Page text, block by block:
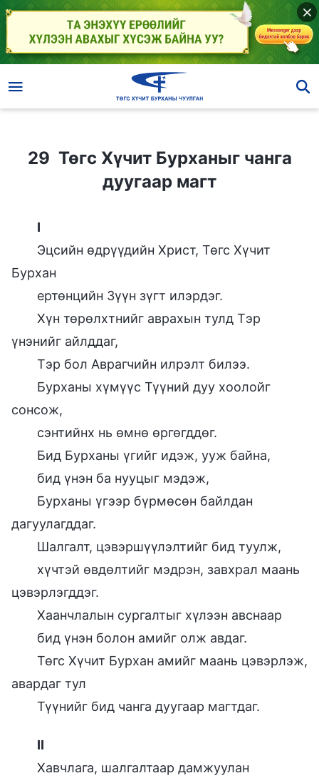
29 Төгс Хүчит Бурханыг чанга дуугаар магт
29 Төгс Хүчит Бурханыг чанга
дуугаар магт
I
Эцсийн өдрүүдийн Христ, Төгс Хүчит
Бурхан
ертөнцийн Зүүн зүгт илэрдэг.
Хүн төрөлхтнийг аврахын тулд Тэр
үнэнийг айлддаг,
Тэр бол Аврагчийн илрэлт билээ.
Бурханы хүмүүс Түүний дуу хоолойг
сонсож,
сэнтийнх нь өмнө өргөгддөг.
Бид Бурханы үгийг идэж, ууж байна,
бид үнэн ба нууцыг мэдэж,
Бурханы үгээр бүрмөсөн байлдан
дагуулагддаг.
Шалгалт, цэвэршүүлэлтийг бид туулж,
хүчтэй өвдөлтийг мэдрэн, завхрал маань
цэвэрлэгддэг.
Хаанчлалын сургалтыг хүлээн авснаар
бид үнэн болон амийг олж авдаг.
Төгс Хүчит Бурхан амийг маань цэвэрлэж,
авардаг тул
Түүнийг бид чанга дуугаар магтдаг.
II
Хавчлага, шалгалтаар дамжуулан